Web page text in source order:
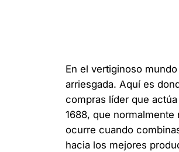
En el vertiginoso
arriesgada. Aquí es
compras líder que
1688, que
ocurre cuando
hacia los mejores